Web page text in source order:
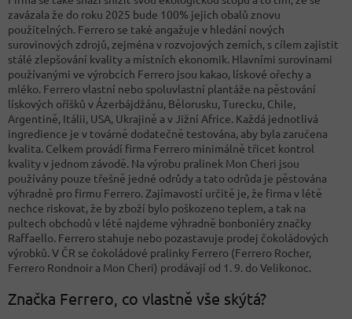
zavázala že do roku 2025 bude 100% jejich obalů znovu
použitelných. Ferrero se také angažuje v hledání nových
surovinových zdrojů, zejména v rozvojových zemích, s cílem zajistit
stálé zlepšování kvality a místních ekonomik. Hlavními surovinami
používanými ve výrobcích Ferrero jsou kakao, lískové ořechy a
mléko. Ferrero vlastní nebo spoluvlastní plantáže na pěstování
lískových oříšků v Ázerbájdžánu, Bělorusku, Turecku, Chile,
Argentině, Itálii, USA, Ukrajině a v Jižní Africe. Každá jednotlivá
ingredience je v továrně dodatečně testována, aby byla zaručena
kvalita. Celkem provádí firma Ferrero minimálně třicet kontrol
kvality v jednom závodě. Na výrobu pralinek Mon Cheri jsou
používány pouze třešně jedné odrůdy a tato odrůda je pěstována
výhradně pro firmu Ferrero. Zajímavostí určitě je, že firma v létě
nechce riskovat, že by zboží bylo poškozeno teplem, a tak na
pultech obchodů v létě najdeme výhradně bonboniéry značky
Raffaello. Ferrero stahuje nebo pozastavuje prodej čokoládových
výrobků. V ČR se čokoládové pralinky Ferrero (Ferrero Rocher,
Ferrero Rondnoir a Mon Cheri) prodávají od 1. 9. do Velikonoc.
Značka Ferrero, co vlastně vše skýtá?